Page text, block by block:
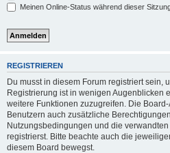
Meinen Online-Status während dieser
REGISTRIEREN
Du musst in diesem Forum registriert sein,
Registrierung ist in wenigen Augenblicken
weitere Funktionen zuzugreifen. Die
Benutzern auch zusätzliche
Nutzungsbedingungen und die
registrierst. Bitte beachte auch die
diesem Board bewegst.